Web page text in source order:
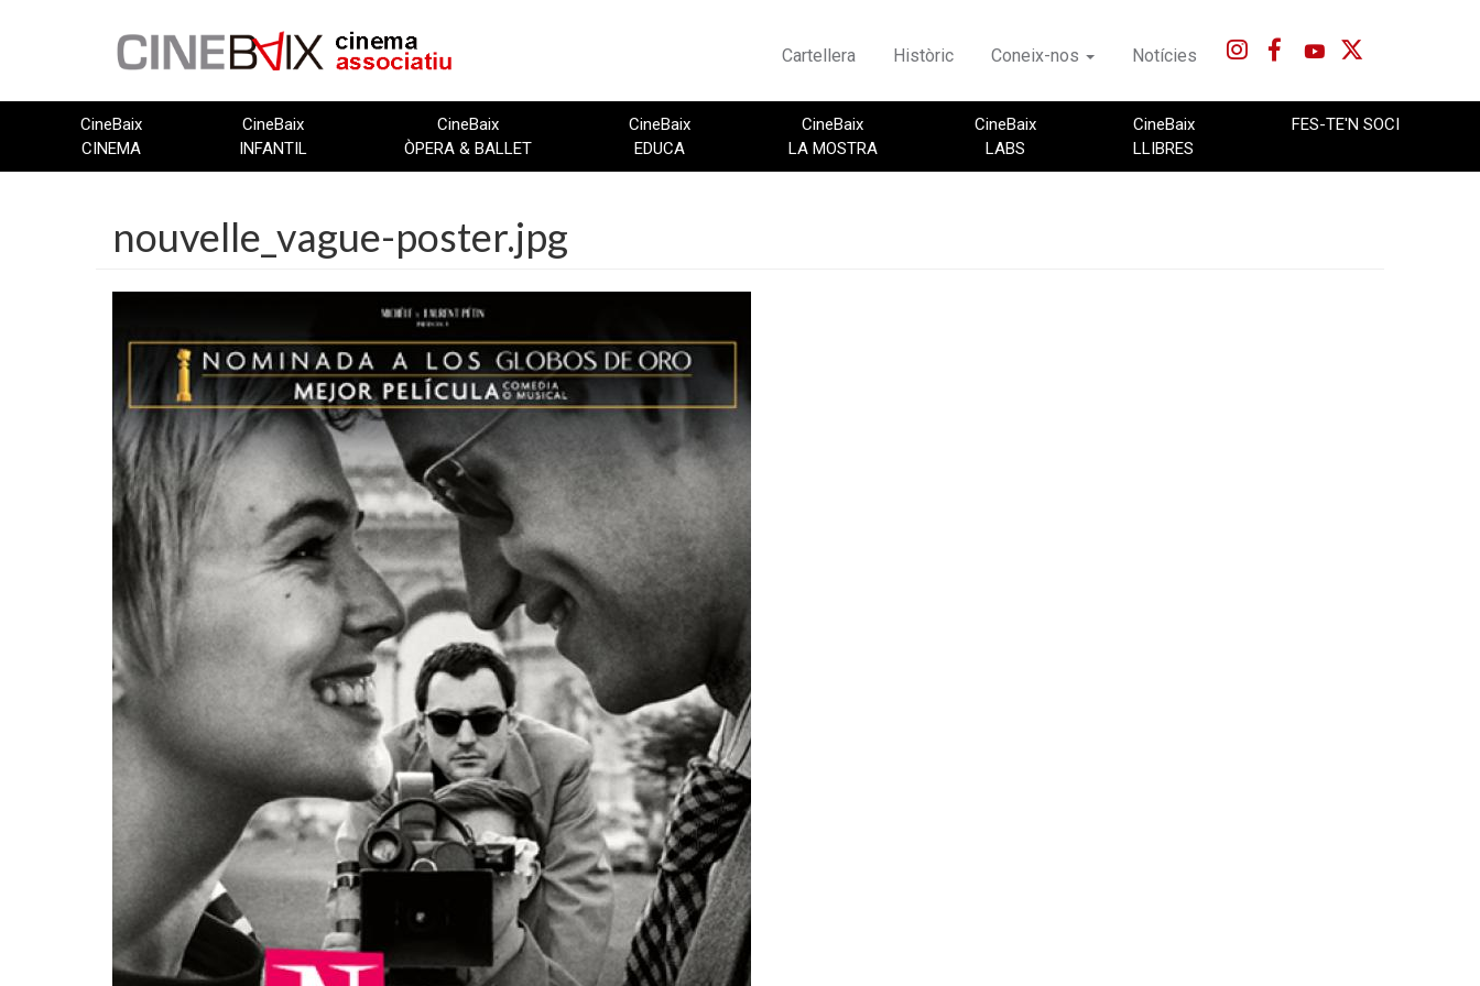
Cartellera Històric Coneix-nos Notícies
CineBaix
CINEMA
CineBaix
INFANTIL
CineBaix
ÒPERA & BALLET
CineBaix
EDUCA
CineBaix
LA MOSTRA
CineBaix
LABS
CineBaix
LLIBRES
FES-TE'N SOCI
nouvelle_vague-poster.jpg